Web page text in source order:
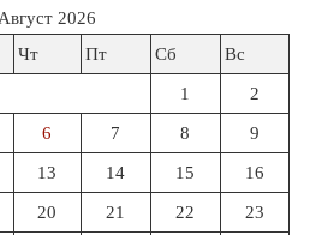
2026
Чт Пт Сб Вс
1 2
6 7 8 9
13 14 15 16
20 21 22 23